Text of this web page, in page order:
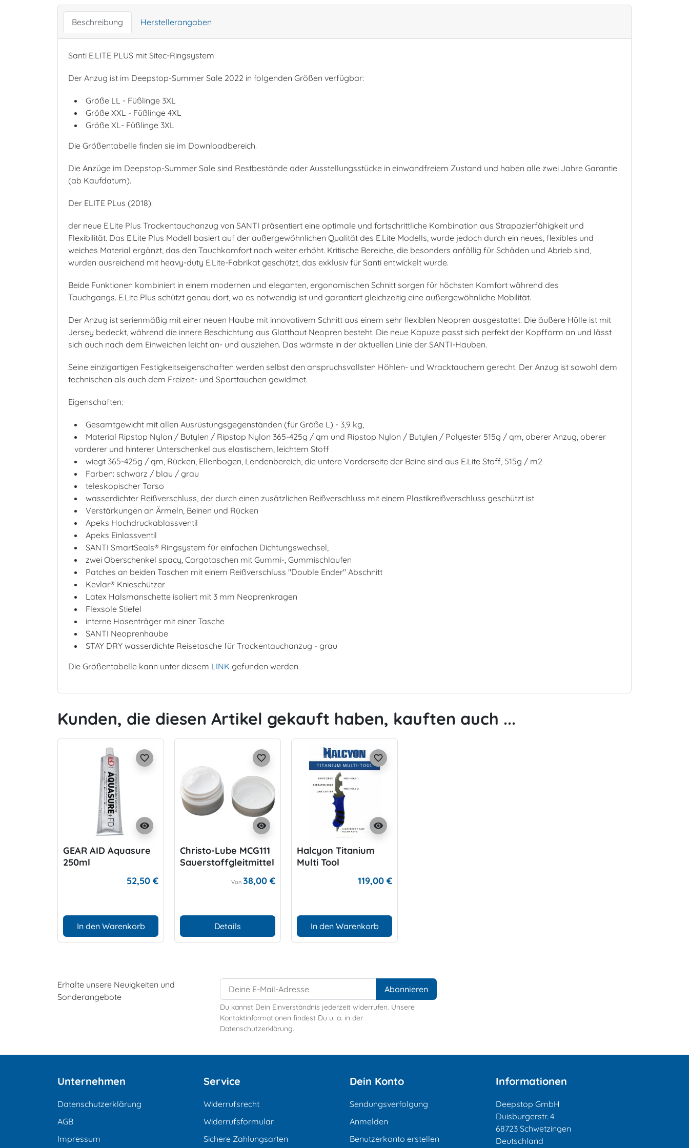
Beschreibung Herstellerangaben
Santi E.LITE PLUS mit Sitec-Ringsystem
Der Anzug ist im Deepstop-Summer Sale 2022 in folgenden Größen verfügbar:
Größe LL - Füßlinge 3XL
Größe XXL - Füßlinge 4XL
Größe XL- Füßlinge 3XL
Die Größentabelle finden sie im Downloadbereich.
Die Anzüge im Deepstop-Summer Sale sind Restbestände oder Ausstellungsstücke in einwandfreiem Zustand und haben alle zwei Jahre Garantie
(ab Kaufdatum).
Der ELITE PLus (2018):
der neue E.Lite Plus Trockentauchanzug von SANTI präsentiert eine optimale und fortschrittliche Kombination aus Strapazierfähigkeit und
Flexibilität. Das E.Lite Plus Modell basiert auf der außergewöhnlichen Qualität des E.Lite Modells, wurde jedoch durch ein neues, flexibles und
weiches Material ergänzt, das den Tauchkomfort noch weiter erhöht. Kritische Bereiche, die besonders anfällig für Schäden und Abrieb sind,
wurden ausreichend mit heavy-duty E.Lite-Fabrikat geschützt, das exklusiv für Santi entwickelt wurde.
Beide Funktionen kombiniert in einem modernen und eleganten, ergonomischen Schnitt sorgen für höchsten Komfort während des
Tauchgangs. E.Lite Plus schützt genau dort, wo es notwendig ist und garantiert gleichzeitig eine außergewöhnliche Mobilität.
Der Anzug ist serienmäßig mit einer neuen Haube mit innovativem Schnitt aus einem sehr flexiblen Neopren ausgestattet. Die äußere Hülle ist mit
Jersey bedeckt, während die innere Beschichtung aus Glatthaut Neopren besteht. Die neue Kapuze passt sich perfekt der Kopfform an und lässt
sich auch nach dem Einweichen leicht an- und ausziehen. Das wärmste in der aktuellen Linie der SANTI-Hauben.
Seine einzigartigen Festigkeitseigenschaften werden selbst den anspruchsvollsten Höhlen- und Wracktauchern gerecht. Der Anzug ist sowohl dem
technischen als auch dem Freizeit- und Sporttauchen gewidmet.
Eigenschaften:
Gesamtgewicht mit allen Ausrüstungsgegenständen (für Größe L) - 3,9 kg,
Material Ripstop Nylon / Butylen / Ripstop Nylon 365-425g / qm und Ripstop Nylon / Butylen / Polyester 515g / qm, oberer Anzug, oberer
vorderer und hinterer Unterschenkel aus elastischem, leichtem Stoff
wiegt 365-425g / qm, Rücken, Ellenbogen, Lendenbereich, die untere Vorderseite der Beine sind aus E.Lite Stoff, 515g / m2
Farben: schwarz / blau / grau
teleskopischer Torso
wasserdichter Reißverschluss, der durch einen zusätzlichen Reißverschluss mit einem Plastikreißverschluss geschützt ist
Verstärkungen an Ärmeln, Beinen und Rücken
Apeks Hochdruckablassventil
Apeks Einlassventil
SANTI SmartSeals® Ringsystem für einfachen Dichtungswechsel,
zwei Oberschenkel spacy, Cargotaschen mit Gummi-, Gummischlaufen
Patches an beiden Taschen mit einem Reißverschluss "Double Ender" Abschnitt
Kevlar® Knieschützer
Latex Halsmanschette isoliert mit 3 mm Neoprenkragen
Flexsole Stiefel
interne Hosenträger mit einer Tasche
SANTI Neoprenhaube
STAY DRY wasserdichte Reisetasche für Trockentauchanzug - grau
Die Größentabelle kann unter diesem LINK gefunden werden.
Kunden, die diesen Artikel gekauft haben, kauften auch ...
visibility
favorite_border
GEAR AID Aquasure
250ml
52,50 €
In den Warenkorb
visibility
favorite_border
Christo-Lube MCG111
Sauerstoffgleitmittel
Von 38,00 €
Details
visibility
favorite_border
Halcyon Titanium
Multi Tool
119,00 €
In den Warenkorb
Erhalte unsere Neuigkeiten und
Sonderangebote
Du kannst Dein Einverständnis jederzeit widerrufen. Unsere
Kontaktinformationen findest Du u. a. in der
Datenschutzerklärung.
Unternehmen
Datenschutzerklärung
AGB
Impressum
Service
Widerrufsrecht
Widerrufsformular
Sichere Zahlungsarten
Dein Konto
Sendungsverfolgung
Anmelden
Benutzerkonto erstellen
Informationen
Deepstop GmbH
Duisburgerstr. 4
68723 Schwetzingen
Deutschland